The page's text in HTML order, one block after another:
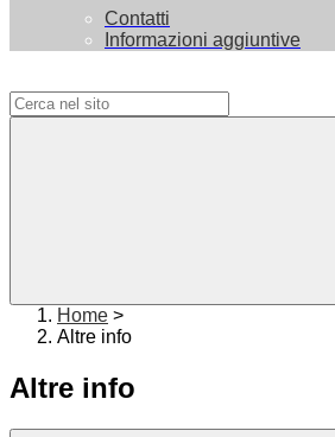
Contatti
Informazioni aggiuntive
Home >
Altre info
Altre info